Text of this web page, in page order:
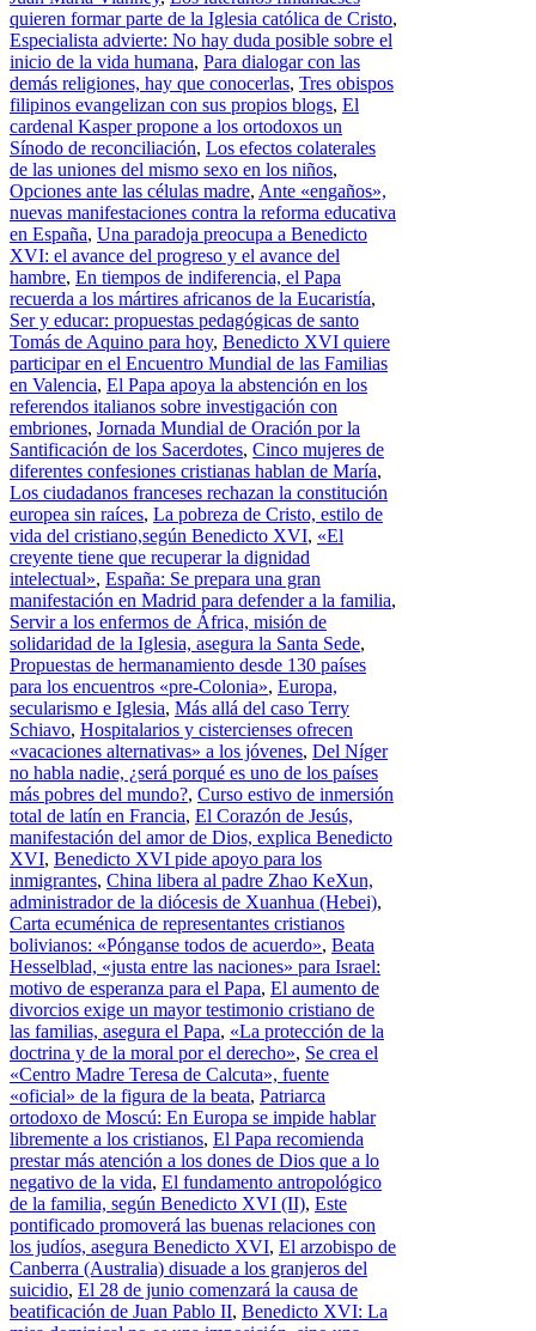
quieren formar parte de la Iglesia católica de Cristo,
Especialista advierte: No hay duda posible sobre el
inicio de la vida humana, Para dialogar con las
demás religiones, hay que conocerlas, Tres obispos
filipinos evangelizan con sus propios blogs, El
cardenal Kasper propone a los ortodoxos un
Sínodo de reconciliación, Los efectos colaterales
de las uniones del mismo sexo en los niños,
Opciones ante las células madre, Ante «engaños»,
nuevas manifestaciones contra la reforma educativa
en España, Una paradoja preocupa a Benedicto
XVI: el avance del progreso y el avance del
hambre, En tiempos de indiferencia, el Papa
recuerda a los mártires africanos de la Eucaristía,
Ser y educar: propuestas pedagógicas de santo
Tomás de Aquino para hoy, Benedicto XVI quiere
participar en el Encuentro Mundial de las Familias
en Valencia, El Papa apoya la abstención en los
referendos italianos sobre investigación con
embriones, Jornada Mundial de Oración por la
Santificación de los Sacerdotes, Cinco mujeres de
diferentes confesiones cristianas hablan de María,
Los ciudadanos franceses rechazan la constitución
europea sin raíces, La pobreza de Cristo, estilo de
vida del cristiano,según Benedicto XVI, «El
creyente tiene que recuperar la dignidad
intelectual», España: Se prepara una gran
manifestación en Madrid para defender a la familia,
Servir a los enfermos de África, misión de
solidaridad de la Iglesia, asegura la Santa Sede,
Propuestas de hermanamiento desde 130 países
para los encuentros «pre-Colonia», Europa,
secularismo e Iglesia, Más allá del caso Terry
Schiavo, Hospitalarios y cistercienses ofrecen
«vacaciones alternativas» a los jóvenes, Del Níger
no habla nadie, ¿será porqué es uno de los países
más pobres del mundo?, Curso estivo de inmersión
total de latín en Francia, El Corazón de Jesús,
manifestación del amor de Dios, explica Benedicto
XVI, Benedicto XVI pide apoyo para los
inmigrantes, China libera al padre Zhao KeXun,
administrador de la diócesis de Xuanhua (Hebei),
Carta ecuménica de representantes cristianos
bolivianos: «Pónganse todos de acuerdo», Beata
Hesselblad, «justa entre las naciones» para Israel:
motivo de esperanza para el Papa, El aumento de
divorcios exige un mayor testimonio cristiano de
las familias, asegura el Papa, «La protección de la
doctrina y de la moral por el derecho», Se crea el
«Centro Madre Teresa de Calcuta», fuente
«oficial» de la figura de la beata, Patriarca
ortodoxo de Moscú: En Europa se impide hablar
libremente a los cristianos, El Papa recomienda
prestar más atención a los dones de Dios que a lo
negativo de la vida, El fundamento antropológico
de la familia, según Benedicto XVI (II), Este
pontificado promoverá las buenas relaciones con
los judíos, asegura Benedicto XVI, El arzobispo de
Canberra (Australia) disuade a los granjeros del
suicidio, El 28 de junio comenzará la causa de
beatificación de Juan Pablo II, Benedicto XVI: La